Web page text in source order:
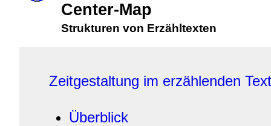
Center-Map
Strukturen von Erzähltexten
Zeitgestaltung im erzählenden Text
Überblick